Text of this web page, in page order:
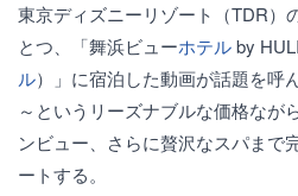
東京ディズニーリゾート（TDR）
とつ、「舞浜ビューホテルby
ル）」に宿泊した動画が話題を呼
～というリーズナブルな価格なが
ンビュー、さらに贅沢なスパまで
ートする。